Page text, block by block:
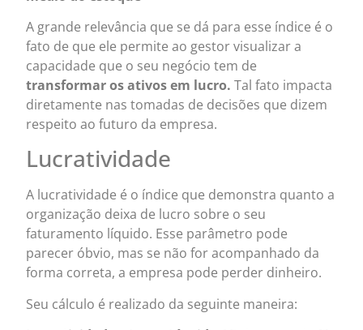
A grande relevância que se dá para esse índice é o
fato de que ele permite ao gestor visualizar a
capacidade que o seu negócio tem de
transformar os ativos em lucro. Tal fato impacta
diretamente nas tomadas de decisões que dizem
respeito ao futuro da empresa.
Lucratividade
A lucratividade é o índice que demonstra quanto a
organização deixa de lucro sobre o seu
faturamento líquido. Esse parâmetro pode
parecer óbvio, mas se não for acompanhado da
forma correta, a empresa pode perder dinheiro.
Seu cálculo é realizado da seguinte maneira: